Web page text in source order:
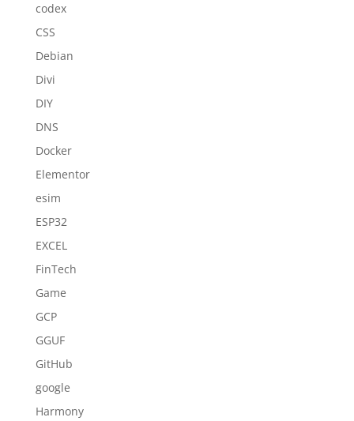
codex
CSS
Debian
Divi
DIY
DNS
Docker
Elementor
esim
ESP32
EXCEL
FinTech
Game
GCP
GGUF
GitHub
google
Harmony